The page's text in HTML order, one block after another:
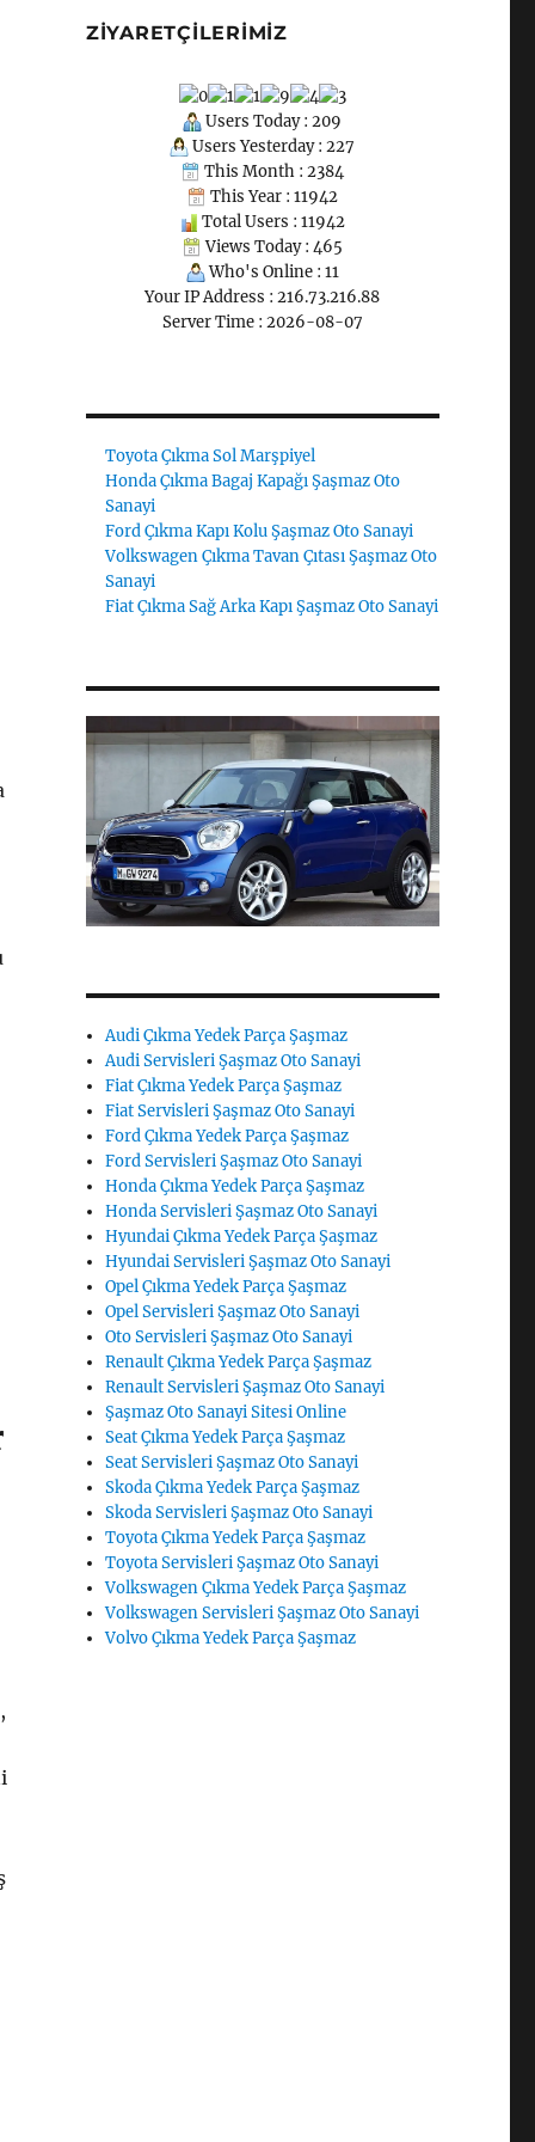
ZIYARETÇILERIMIZ
Users Today : 209
Users Yesterday : 227
This Month : 2384
This Year : 11942
Total Users : 11942
Views Today : 465
Who's Online : 11
Your IP Address : 216.73.216.88
Server Time : 2026-08-07
Toyota Çıkma Sol Marşpiyel
Honda Çıkma Bagaj Kapağı Şaşmaz Oto
Sanayi
Ford Çıkma Kapı Kolu Şaşmaz Oto Sanayi
Volkswagen Çıkma Tavan Çıtası Şaşmaz Oto
Sanayi
Fiat Çıkma Sağ Arka Kapı Şaşmaz Oto Sanayi
Audi Çıkma Yedek Parça Şaşmaz
Audi Servisleri Şaşmaz Oto Sanayi
Fiat Çıkma Yedek Parça Şaşmaz
Fiat Servisleri Şaşmaz Oto Sanayi
Ford Çıkma Yedek Parça Şaşmaz
Ford Servisleri Şaşmaz Oto Sanayi
Honda Çıkma Yedek Parça Şaşmaz
Honda Servisleri Şaşmaz Oto Sanayi
Hyundai Çıkma Yedek Parça Şaşmaz
Hyundai Servisleri Şaşmaz Oto Sanayi
Opel Çıkma Yedek Parça Şaşmaz
Opel Servisleri Şaşmaz Oto Sanayi
Oto Servisleri Şaşmaz Oto Sanayi
Renault Çıkma Yedek Parça Şaşmaz
Renault Servisleri Şaşmaz Oto Sanayi
Şaşmaz Oto Sanayi Sitesi Online
Seat Çıkma Yedek Parça Şaşmaz
Seat Servisleri Şaşmaz Oto Sanayi
Skoda Çıkma Yedek Parça Şaşmaz
Skoda Servisleri Şaşmaz Oto Sanayi
Toyota Çıkma Yedek Parça Şaşmaz
Toyota Servisleri Şaşmaz Oto Sanayi
Volkswagen Çıkma Yedek Parça Şaşmaz
Volkswagen Servisleri Şaşmaz Oto Sanayi
Volvo Çıkma Yedek Parça Şaşmaz